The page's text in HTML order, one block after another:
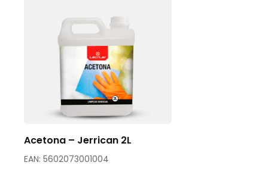
Acetona – Jerrican 2L
EAN: 5602073001004